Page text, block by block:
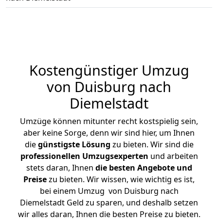
Kostengünstiger Umzug
von Duisburg nach
Diemelstadt
Umzüge können mitunter recht kostspielig sein,
aber keine Sorge, denn wir sind hier, um Ihnen
diegünstigste Lösung zu bieten. Wir sind die
professionellen Umzugsexperten und arbeiten
stets daran, Ihnen die besten Angebote und
Preisezu bieten. Wir wissen, wie wichtig es ist,
bei einem Umzug von Duisburg nach
Diemelstadt Geld zu sparen, und deshalb setzen
wir alles daran, Ihnen die besten Preise zu bieten.